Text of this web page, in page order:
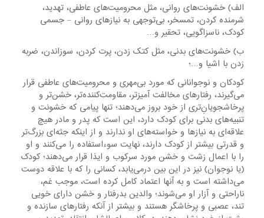
الف) خشونت‌های روانی، مثل محرومیت‌های عاطفی، تهدید،
شرمنده کردن، تمسخر، بی‌توجهی به نیازهای روانی – جسمی
کودک، ناسزاگویی، تحقیر و…
ب) خشونت‌های بدنی، مثل کتک زدن، پرت کردن، سوزاندن، ضربه
زدن با اشیا و…؛
کودکان و نوجوانانی که مورد بی‌مهری و محرومیت‌های عاطفی قرار
می‌گیرند، رفتارهای مخالفت آمیزتر، مقاومت‌کننده‌تر، خشن‌تر و
پرخاشجویانِ‌تری از خود بروز می‌دهند؛ تنها پیامی که خشونت و
تنبیه‌های بدنی برای کودک دارد، این است که پدر و مادر هیچ
علاقه‌ای به نیازها و خواسته‌های او ندارند و از اینکه جثه‌ای بزرگ‌تر
و قدرتی بیشتر از کودک دارند، نهایت سوءاستفاده را می‌کنند و او
را با اعمال زشت و خشن مورد سرکوب و ایذا قرار می‌دهند؛ کودک
(یا نوجوان) نیز در این بین درمی‌یابد، کسانی را که با علاقه دوست
می‌داشته است و به آنها اعتماد کامل کرده است، موجب غم،
ناراحتی و آزار او می‌شوند؛ والدین بدرفتار و خشن دارای خویی
تند، عصبی و پرخاشگر هستند و بیشتر از آنکه رفتارهای سازنده و